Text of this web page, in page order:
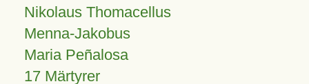
Nikolaus Thomacellus
Menna-Jakobus
Maria Peñalosa
17 Märtyrer